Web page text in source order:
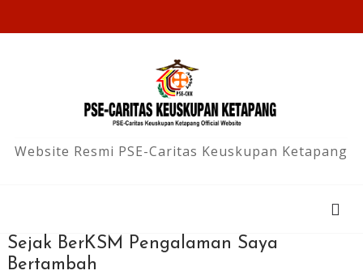
Website Resmi PSE-Caritas Keuskupan Ketapang
Sejak BerKSM Pengalaman Saya
Bertambah